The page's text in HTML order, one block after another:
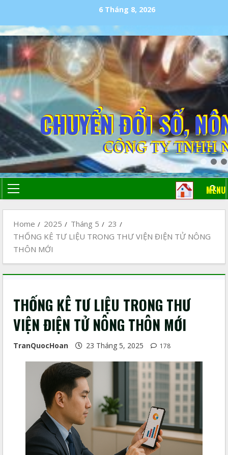
MENU
6 Tháng 8, 2026
CHUYỂN ĐỔI SỐ,
CÔNG TY TNHH
Home 2025 Tháng 5
23
THỐNG KÊ TƯ LIỆU TRONG THƯ VIỆN ĐIỆN TỬ NÔNG
THÔN MỚI
THỐNG KÊ TƯ LIỆU TRONG THƯ
VIỆN ĐIỆN TỬ NÔNG THÔN MỚI
TranQuocHoan 23 Tháng 5, 2025 178